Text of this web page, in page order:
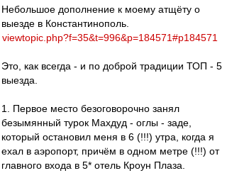
Небольшое дополнение к моему атщёту о
выезде в Константинополь.
viewtopic.php?f=35&t=996&p=184571#p184571
Это, как всегда - и по доброй традиции ТОП - 5
выезда.
1. Первое место безоговорочно занял
безымянный турок Махдуд - оглы - заде,
который остановил меня в 6 (!!!) утра, когда я
ехал в аэропорт, причём в одном метре (!!!) от
главного входа в 5* отель Кроун Плаза.